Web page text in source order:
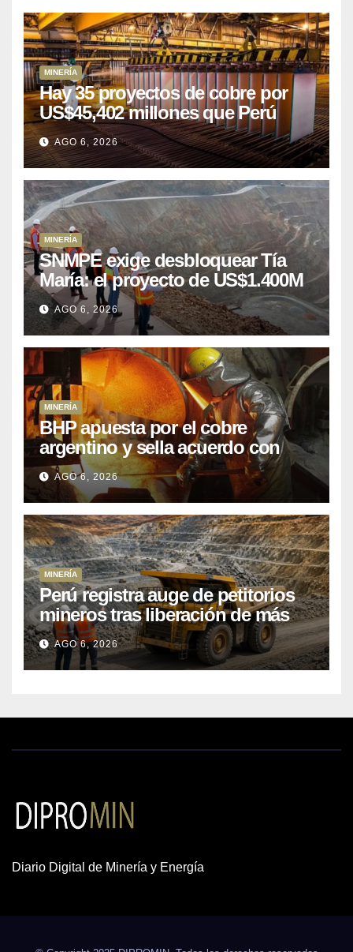
MINERÍA
Hay 35 proyectos de cobre por
US$45,402 millones que Perú
puede aprovechar
AGO 6, 2026
MINERÍA
SNMPE exige desbloquear Tía
María: el proyecto de US$1.400M
que Perú lleva 15 años
posponiendo
AGO 6, 2026
MINERÍA
BHP apuesta por el cobre
argentino y sella acuerdo con
Kobrea para siete proyecto
AGO 6, 2026
MINERÍA
Perú registra auge de petitorios
mineros tras liberación de más
de mil concesiones para explorar
cobre y oro
AGO 6, 2026
Diario Digital de Minería y Energía